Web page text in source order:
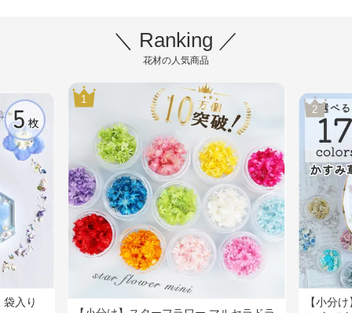
＼ Ranking ／
花材の人気商品
入り
1
2
【小分